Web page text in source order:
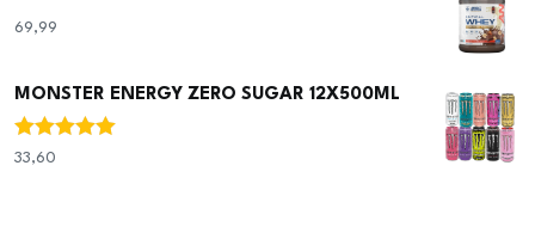
69,99
MONSTER ENERGY ZERO SUGAR 12X500ML
Ocjenjeno
33,60